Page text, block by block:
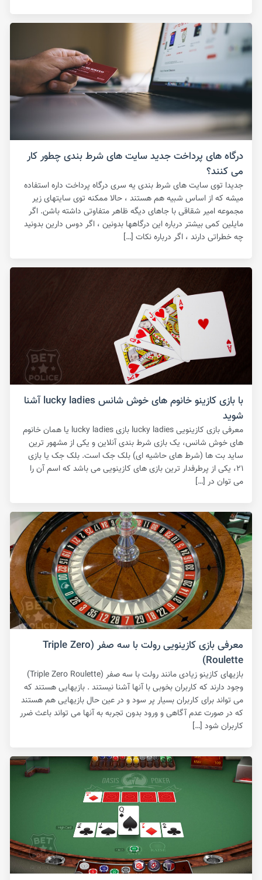
درگاه های پرداخت جدید سایت های شرط بندی چطور کار
می کنند؟
جدیدا توی سایت های شرط بندی یه سری درگاه پرداخت داره استفاده
میشه که از اساس شبیه هم هستند ، حالا ممکنه توی سایتهای زیر
مجموعه امیر شقاقی با جاهای دیگه ظاهر متفاوتی داشته باشن. اگر
مایلین کمی بیشتر درباره این درگاهها بدونین ، اگر دوس دارین بدونید
چه خطراتی دارند ، اگر درباره نکات […]
با بازی کازینو خانوم های خوش شانس lucky ladies آشنا
شوید
معرفی بازی کازینویی lucky ladies بازی lucky ladies یا همان خانوم
های خوش شانس، یک بازی شرط بندی آنلاین و یکی از مشهور ترین
ساید بت ها (شرط های حاشیه ای) بلک جک است‌. بلک جک یا بازی
۲۱، یکی از پرطرفدار ترین بازی های کازینویی می باشد که اسم آن را
می توان در […]
معرفی بازی کازینویی رولت با سه صفر (Triple Zero
Roulette)
بازیهای کازینو زیادی مانند رولت با سه صفر (Triple Zero Roulette)
وجود دارند که کاربران بخوبی با آنها آشنا نیستند . بازیهایی هستند که
می تواند برای کاربران بسیار پر سود و در عین حال بازیهایی هم هستند
که در صورت عدم آگاهی و ورود بدون تجربه به آنها می تواند باعث ضرر
کاربران شود […]